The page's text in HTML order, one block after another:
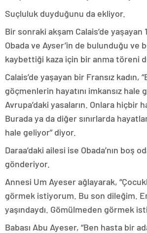
Suçluluk duyduğunu da ekliyor.
Bir sonraki akşam Calais’de yaşayan
Obada ve Ayser’in de bulunduğu ve
kaybettiği kaza için bir anma töreni
Calais’de yaşayan bir Fransız kadın,
göçmenlerin hayatını imkansız hale
Avrupa’daki yasaların. Onlara hiçbir
Burada ya da diğer sınırlarda
hale geliyor” diyor.
Daraa’daki ailesi ise Obada’nın boş
gönderiyor.
Annesi Um Ayeser ağlayarak,
görmek istiyorum. Bu son dileğim.
yaşındaydı. Gömülmeden görmek
Babası Abu Ayeser, “Ben hasta bir